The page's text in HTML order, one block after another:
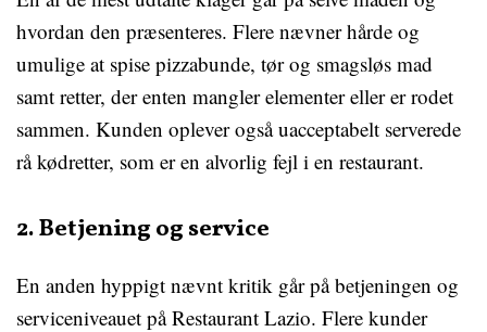
hvordan den præsenteres. Flere nævner hårde og
umulige at spise pizzabunde, tør og smagsløs mad
samt retter, der enten mangler elementer eller er rodet
sammen. Kunden oplever også uacceptabelt serverede
rå kødretter, som er en alvorlig fejl i en restaurant.
2. Betjening og service
En anden hyppigt nævnt kritik går på betjeningen og
serviceniveauet på Restaurant Lazio. Flere kunder